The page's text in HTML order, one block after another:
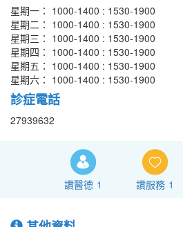
星期一： 1000-1400 : 1530-1900
星期二： 1000-1400 : 1530-1900
星期三： 1000-1400 : 1530-1900
星期四： 1000-1400 : 1530-1900
星期五： 1000-1400 : 1530-1900
星期六： 1000-1400 : 1530-1900
診症電話
27939632
讚醫德 1 讚服務 1